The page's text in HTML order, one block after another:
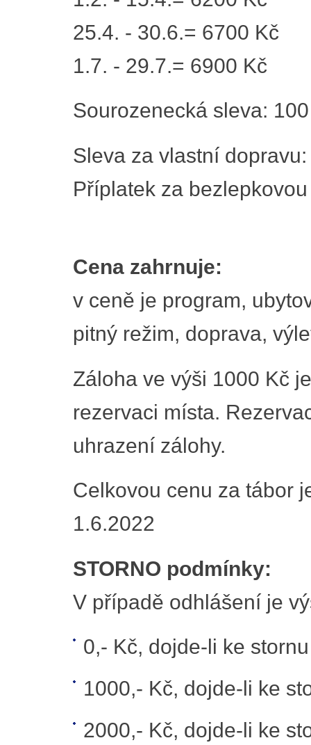
25.4. - 30.6.= 6700 Kč
1.7. - 29.7.= 6900 Kč
Sourozenecká sleva:
Sleva za vlastní
Příplatek za
Cena zahrnuje:
v ceně je program,
pitný režim, doprava,
Záloha ve výši 1000 Kč
rezervaci místa.
uhrazení zálohy.
Celkovou cenu za tábor
1.6.2022
STORNO podmínky:
V případě odhlášení je
0,- Kč, dojde-li ke
1000,- Kč, dojde-li ke
2000,- Kč, dojde-li ke